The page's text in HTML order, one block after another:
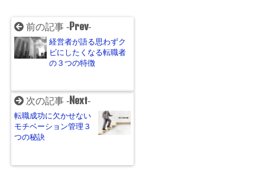
前の記事 -Prev-
経営者が語る思わずク
ビにしたくなる転職者
の３つの特徴
次の記事 -Next-
転職成功に欠かせない
モチベーション管理３
つの秘訣